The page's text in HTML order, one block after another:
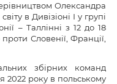
Олександра
в Дивізіоні І у групі
– Таллінні з 12 до 18
Словенії, Франції,
збірних команд
2022 року в польському